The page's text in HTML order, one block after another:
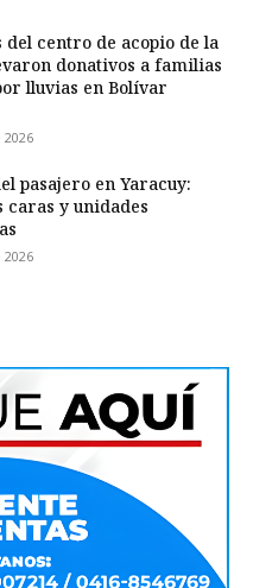
del centro de acopio de la
donativos a familias
lluvias en Bolívar
pasajero en Yaracuy:
caras y unidades